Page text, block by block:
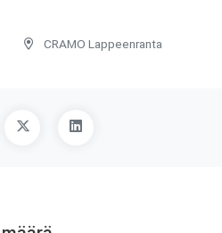
CRAMO Lappeenranta